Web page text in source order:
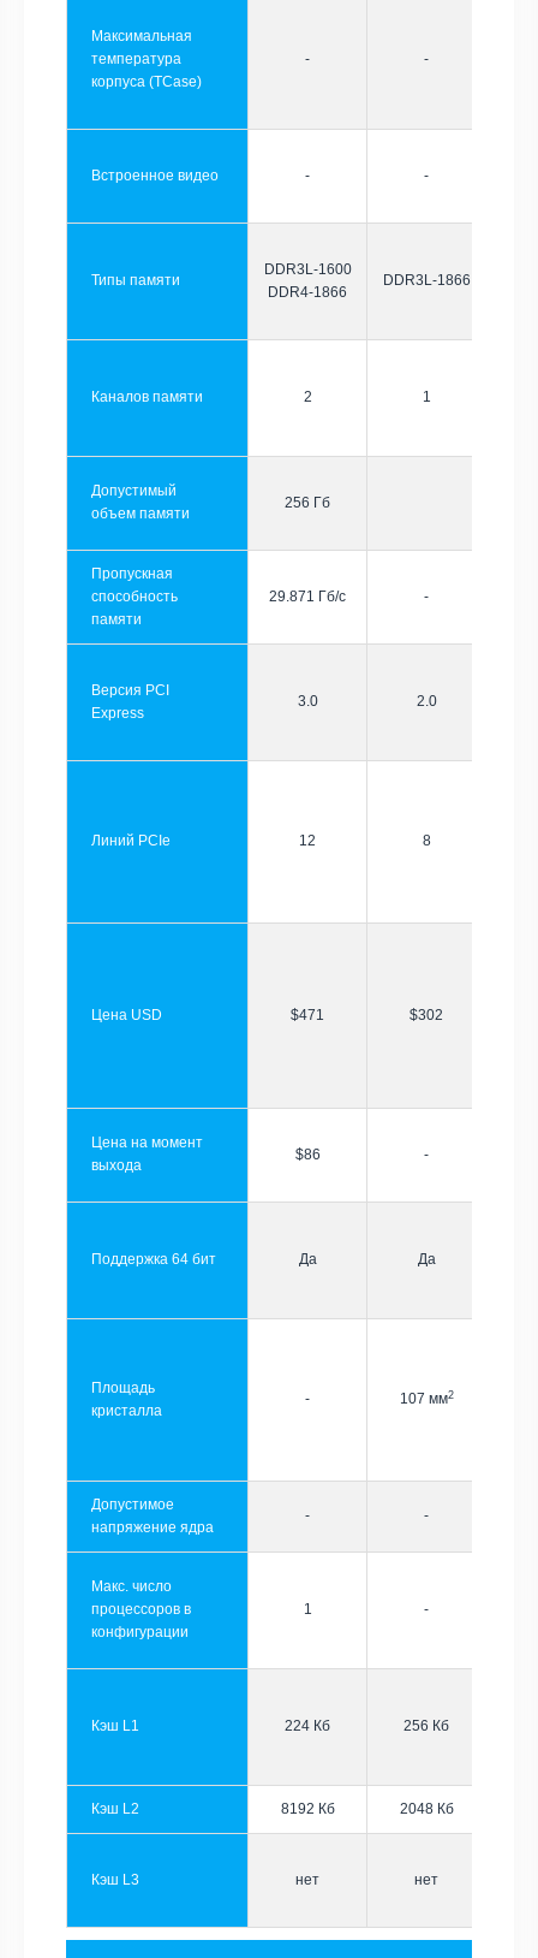
Максимальная
температура
корпуса (TCase)
- -
Встроенное видео - -
Типы памяти
DDR3L-1600
DDR4-1866
DDR3L-1866
Каналов памяти 2 1
Допустимый
объем памяти
256 Гб
Пропускная
способность
памяти
29.871 Гб/с -
Версия PCI
Express
3.0 2.0
Линий PCIe 12 8
Цена USD $471 $302
Цена на момент
выхода
$86 -
Поддержка 64 бит Да Да
Площадь
кристалла
- 107 мм2
Допустимое
напряжение ядра
- -
Макс. число
процессоров в
конфигурации
1 -
Кэш L1 224 Кб 256 Кб
Кэш L2 8192 Кб 2048 Кб
Кэш L3 нет нет